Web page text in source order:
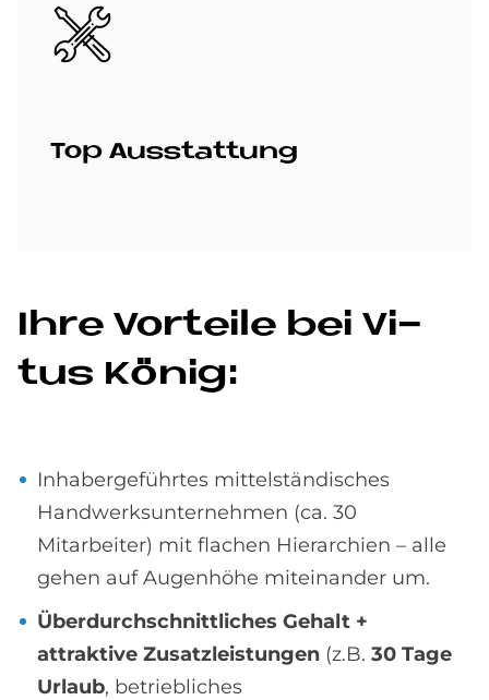
Bild
Top Aus­stat­tung
Ihre Vor­teile bei Vi­
tus Kö­nig:
Inhabergeführtes mittelständisches
Handwerksunternehmen (ca. 30
Mitarbeiter) mit flachen Hierarchien – alle
gehen auf Augenhöhe miteinander um.
Überdurchschnittliches Gehalt +
attraktive Zusatzleistungen (z.B. 30 Tage
Urlaub, betriebliches